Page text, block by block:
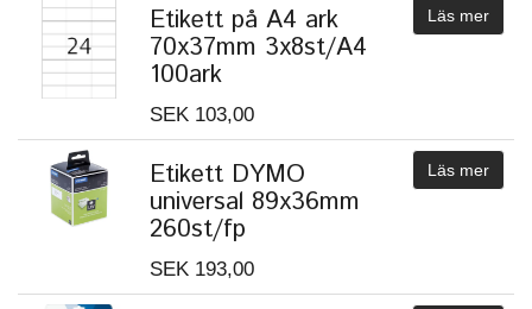
Etikett på A4 ark
70x37mm 3x8st/A4
100ark
SEK 103,00
Läs mer
Etikett DYMO
universal 89x36mm
260st/fp
SEK 193,00
Läs mer